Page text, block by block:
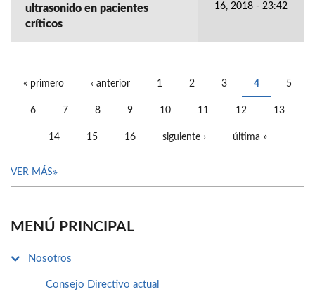
ultrasonido en pacientes
críticos
16, 2018 - 23:42
« primero ‹ anterior 1 2 3 4 5
6 7 8 9 10 11 12 13
14 15 16 siguiente › última »
VER MÁS
MENÚ PRINCIPAL
Nosotros
Consejo Directivo actual